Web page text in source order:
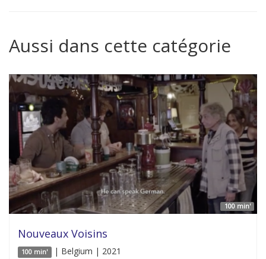
Aussi dans cette catégorie
100 min'
Nouveaux Voisins
100 min' | Belgium | 2021